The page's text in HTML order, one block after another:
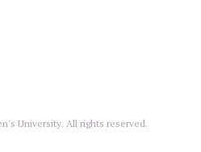
University. All rights reserved.